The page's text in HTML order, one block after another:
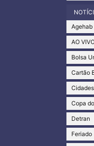
Agehab
AO
Bolsa
Cartão
Cidades
Copa
Detran
Feriado